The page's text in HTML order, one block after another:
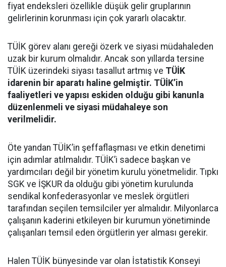
fiyat endeksleri özellikle düşük gelir gruplarının
gelirlerinin korunması için çok yararlı olacaktır.
TÜİK görev alanı gereği özerk ve siyasi müdahaleden
uzak bir kurum olmalıdır. Ancak son yıllarda tersine
TÜİK üzerindeki siyası tasallut artmış ve TÜİK
idarenin bir aparatı haline gelmiştir. TÜİK’in
faaliyetleri ve yapısı eskiden olduğu gibi kanunla
düzenlenmeli ve siyasi müdahaleye son
verilmelidir.
Öte yandan TÜİK’in şeffaflaşması ve etkin denetimi
için adımlar atılmalıdır. TÜİK’i sadece başkan ve
yardımcıları değil bir yönetim kurulu yönetmelidir. Tıpkı
SGK ve İŞKUR da olduğu gibi yönetim kurulunda
sendikal konfederasyonlar ve meslek örgütleri
tarafından seçilen temsilciler yer almalıdır. Milyonlarca
çalışanın kaderini etkileyen bir kurumun yönetiminde
çalışanları temsil eden örgütlerin yer alması gerekir.
Halen TÜİK bünyesinde var olan İstatistik Konseyi